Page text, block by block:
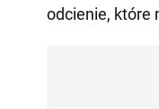
odcienie, które